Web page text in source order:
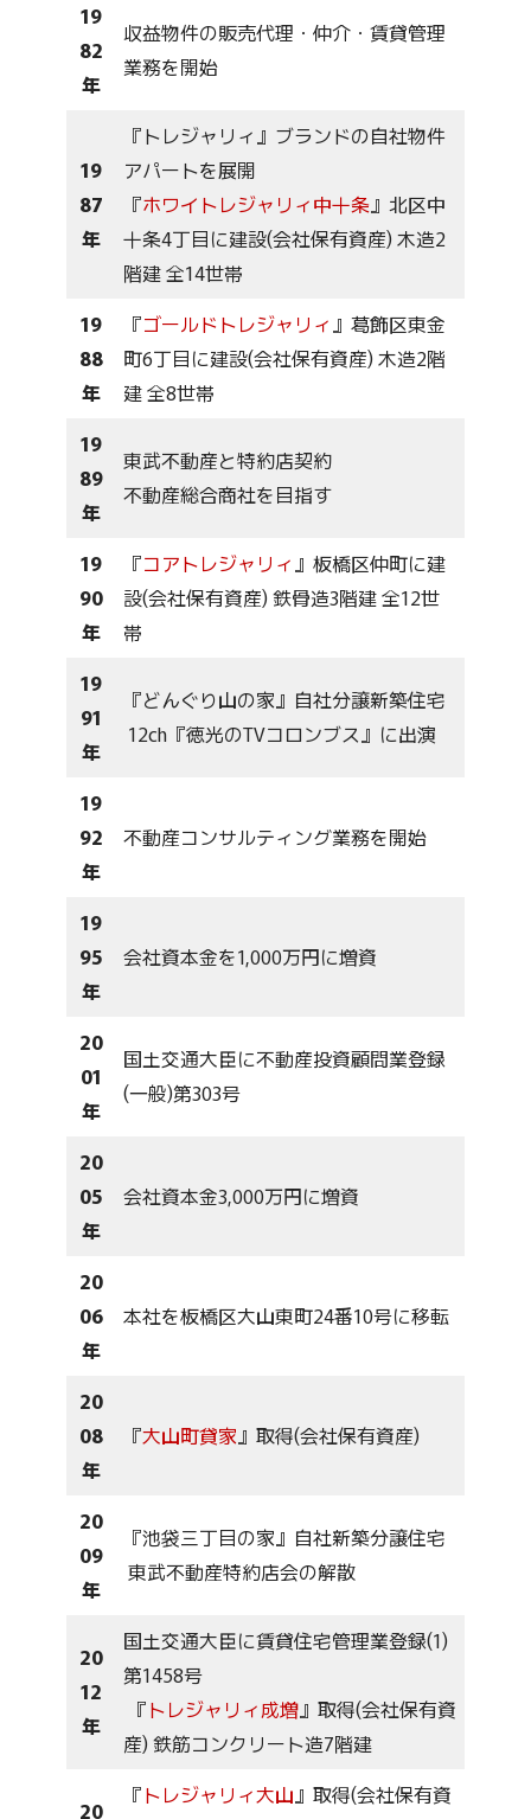
19
82
年
収益物件の販売代理・仲介・賃貸管理
業務を開始
19
87
年
『トレジャリィ』ブランドの自社物件
アパートを展開
『ホワイトレジャリィ中十条』北区中
十条4丁目に建設(会社保有資産) 木造2
階建 全14世帯
19
88
年
『ゴールドトレジャリィ』葛飾区東金
町6丁目に建設(会社保有資産) 木造2階
建 全8世帯
19
89
年
東武不動産と特約店契約
不動産総合商社を目指す
19
90
年
『コアトレジャリィ』板橋区仲町に建
設(会社保有資産) 鉄骨造3階建 全12世
帯
19
91
年
『どんぐり山の家』自社分譲新築住宅
12ch『徳光のTVコロンブス』に出演
19
92
年
不動産コンサルティング業務を開始
19
95
年
会社資本金を1,000万円に増資
20
01
年
国土交通大臣に不動産投資顧問業登録
(一般)第303号
20
05
年
会社資本金3,000万円に増資
20
06
年
本社を板橋区大山東町24番10号に移転
20
08
年
『大山町貸家』取得(会社保有資産)
20
09
年
『池袋三丁目の家』自社新築分譲住宅
東武不動産特約店会の解散
20
12
年
国土交通大臣に賃貸住宅管理業登録(1)
第1458号
『トレジャリィ成増』取得(会社保有資
産) 鉄筋コンクリート造7階建
20
『トレジャリィ大山』取得(会社保有資